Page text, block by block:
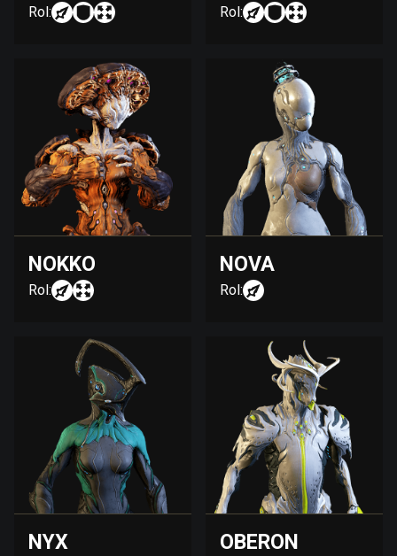
Rol: Rol:
NOKKO
Rol:
NOVA
Rol:
NYX OBERON